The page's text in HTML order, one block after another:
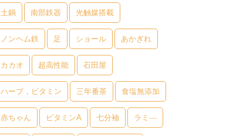
土鍋 南部鉄器 光触媒搭載
ノンヘム鉄 足 ショール あかぎれ
カカオ 超高性能 石田屋
ハーブ，ビタミン 三年番茶 食塩無添加
赤ちゃん ビタミンA 七分袖 ラミ―